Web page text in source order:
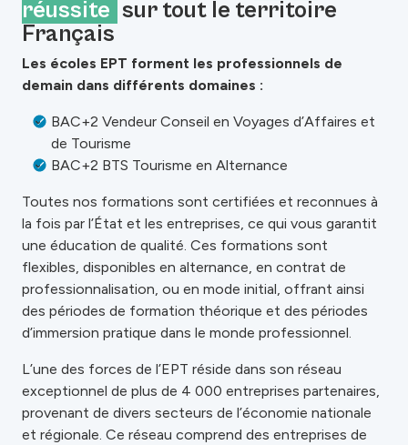
réussite sur tout le territoire
Français
Les écoles EPT forment les professionnels de
demain dans différents domaines :
BAC+2 Vendeur Conseil en Voyages d’Affaires et
de Tourisme
BAC+2 BTS Tourisme en Alternance
Toutes nos formations sont certifiées et reconnues à
la fois par l’État et les entreprises, ce qui vous garantit
une éducation de qualité. Ces formations sont
flexibles, disponibles en alternance, en contrat de
professionnalisation, ou en mode initial, offrant ainsi
des périodes de formation théorique et des périodes
d’immersion pratique dans le monde professionnel.
L’une des forces de l’EPT réside dans son réseau
exceptionnel de plus de 4 000 entreprises partenaires,
provenant de divers secteurs de l’économie nationale
et régionale. Ce réseau comprend des entreprises de